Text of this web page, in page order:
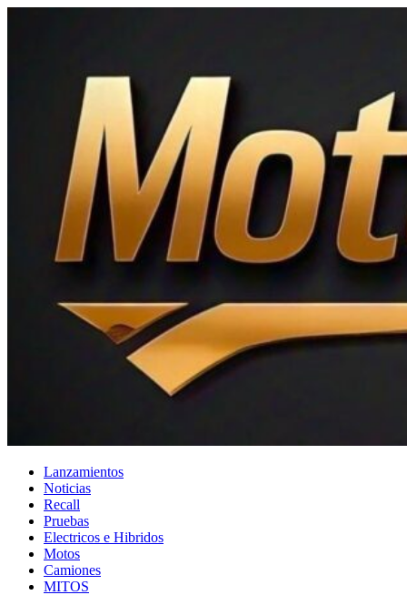
Lanzamientos
Noticias
Recall
Pruebas
Electricos e Hibridos
Motos
Camiones
MITOS